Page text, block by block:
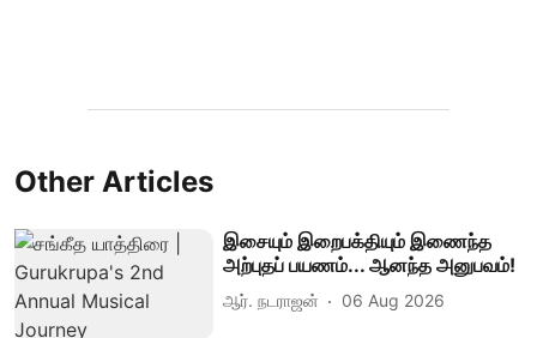
Other Articles
இசையும் இறைபக்தியும் இணைந்த
அற்புதப் பயணம்... ஆனந்த அனுபவம்!
ஆர். நடராஜன் 06 Aug 2026